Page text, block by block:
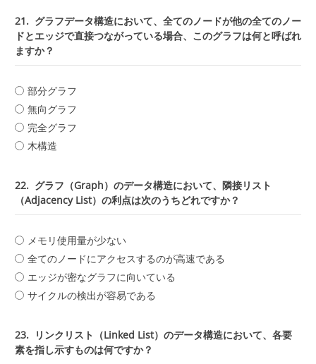
21. グラフデータ構造において、全てのノードが他の全てのノー
ドとエッジで直接つながっている場合、このグラフは何と呼ばれ
ますか？
部分グラフ
無向グラフ
完全グラフ
木構造
22. グラフ（Graph）のデータ構造において、隣接リスト
（Adjacency List）の利点は次のうちどれですか？
メモリ使用量が少ない
全てのノードにアクセスするのが高速である
エッジが密なグラフに向いている
サイクルの検出が容易である
23. リンクリスト（Linked List）のデータ構造において、各要
素を指し示すものは何ですか？